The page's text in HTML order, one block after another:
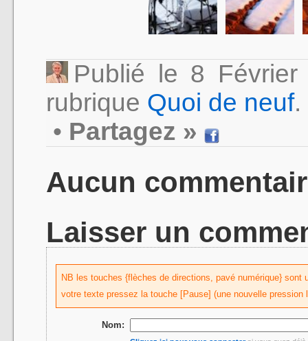
Publié le 8
rubrique Quoi de neuf.
• Partagez »
Aucun
Laisser un
NB les touches {flèches de directions, pavé numérique}
votre texte pressez la touche [Pause] (une nouvelle pression
Nom: